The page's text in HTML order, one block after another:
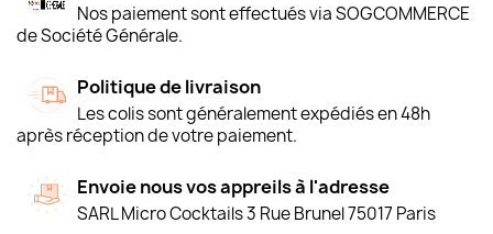
Nos paiement sont effectués via SOGCOMMERCE
de Société Générale.
Politique de livraison
Les colis sont généralement expédiés en 48h
après réception de votre paiement.
Envoie nous vos appreils à l'adresse
SARL Micro Cocktails 3 Rue Brunel 75017 Paris